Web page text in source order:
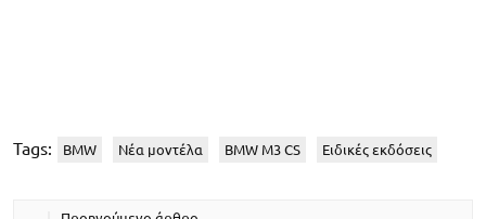
Tags: BMW Νέα μοντέλα BMW M3 CS Ειδικές εκδόσεις